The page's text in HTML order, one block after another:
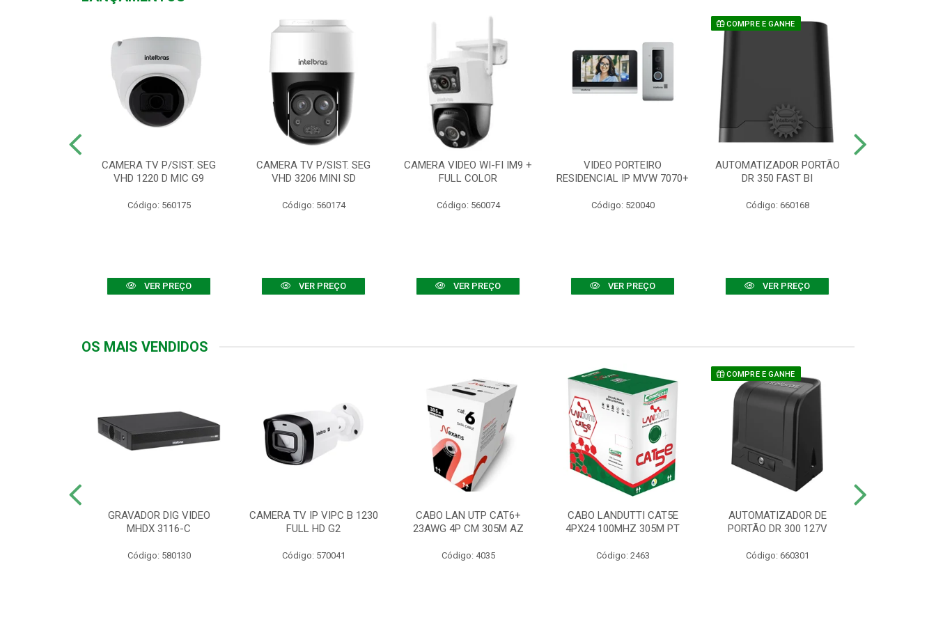
CAMERA TV P/SIST. SEG
VHD 1220 D MIC G9
Código: 560175
VER PREÇO
CAMERA TV P/SIST. SEG
VHD 3206 MINI SD
Código: 560174
VER PREÇO
CAMERA VIDEO WI-FI IM9 +
FULL COLOR
Código: 560074
VER PREÇO
VIDEO PORTEIRO
RESIDENCIAL IP MVW 7070+
Código: 520040
VER PREÇO
COMPRE E GANHE
AUTOMATIZADOR PORTÃO
DR 350 FAST BI
Código: 660168
VER PREÇO
OS MAIS VENDIDOS
GRAVADOR DIG VIDEO
MHDX 3116-C
Código: 580130
CAMERA TV IP VIPC B 1230
FULL HD G2
Código: 570041
CABO LAN UTP CAT6+
23AWG 4P CM 305M AZ
Código: 4035
CABO LANDUTTI CAT5E
4PX24 100MHZ 305M PT
Código: 2463
COMPRE E GANHE
AUTOMATIZADOR DE
PORTÃO DR 300 127V
Código: 660301